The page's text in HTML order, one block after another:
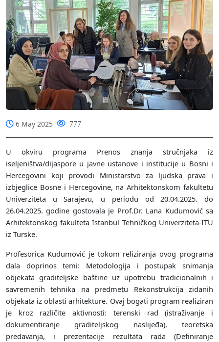
6 May 2025 777
U okviru programa Prenos znanja stručnjaka iz
iseljeništva/dijaspore u javne ustanove i institucije u Bosni i
Hercegovini koji provodi Ministarstvo za ljudska prava i
izbjeglice Bosne i Hercegovine, na Arhitektonskom fakultetu
Univerziteta u Sarajevu, u periodu od 20.04.2025. do
26.04.2025. godine gostovala je Prof.Dr. Lana Kudumović sa
Arhitektonskog fakulteta Istanbul Tehničkog Univerziteta-ITU
iz Turske.
Profesorica Kudumović je tokom reliziranja ovog programa
dala doprinos temi: Metodologija i postupak snimanja
objekata graditeljske baštine uz upotrebu tradicionalnih i
savremenih tehnika na predmetu Rekonstrukcija zidanih
objekata iz oblasti arhitekture. Ovaj bogati program realiziran
je kroz različite aktivnosti: terenski rad (istraživanje i
dokumentiranje graditeljskog naslijeđa), teoretska
predavanja, i prezentacije rezultata rada (Definiranje